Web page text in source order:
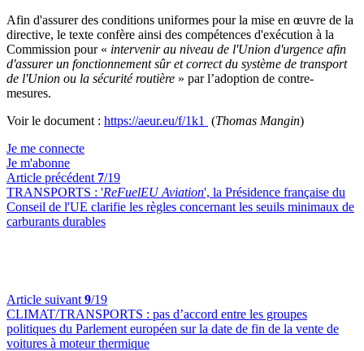
Afin d'assurer des conditions uniformes pour la mise en œuvre de la
directive, le texte confère ainsi des compétences d'exécution à la
Commission pour « intervenir au niveau de l'Union d'urgence afin
d'assurer un fonctionnement sûr et correct du système de transport
de l'Union ou la sécurité routière » par l’adoption de contre-
mesures.
Voir le document : https://aeur.eu/f/1k1 (Thomas Mangin)
Je me connecte
Je m'abonne
Article précédent 7/19
TRANSPORTS : 'ReFuelEU Aviation', la Présidence française du
Conseil de l'UE clarifie les règles concernant les seuils minimaux de
carburants durables
Article suivant 9/19
CLIMAT/TRANSPORTS : pas d’accord entre les groupes
politiques du Parlement européen sur la date de fin de la vente de
voitures à moteur thermique